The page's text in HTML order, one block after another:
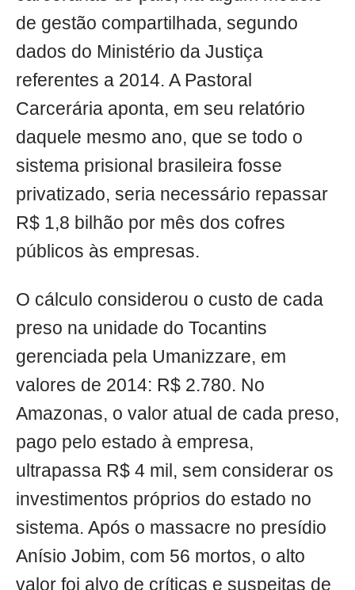
de gestão compartilhada, segundo
dados do Ministério da Justiça
referentes a 2014. A Pastoral
Carcerária aponta, em seu relatório
daquele mesmo ano, que se todo o
sistema prisional brasileira fosse
privatizado, seria necessário repassar
R$ 1,8 bilhão por mês dos cofres
públicos às empresas.
O cálculo considerou o custo de cada
preso na unidade do Tocantins
gerenciada pela Umanizzare, em
valores de 2014: R$ 2.780. No
Amazonas, o valor atual de cada preso,
pago pelo estado à empresa,
ultrapassa R$ 4 mil, sem considerar os
investimentos próprios do estado no
sistema. Após o massacre no presídio
Anísio Jobim, com 56 mortos, o alto
valor foi alvo de críticas e suspeitas de